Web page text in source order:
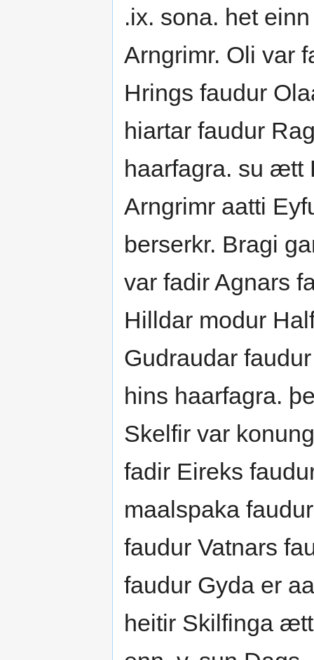
.ix. sona. het
Arngrimr. Oli var
Hrings faudur
hiartar faudur
haarfagra. su ætt
Arngrimr aatti
berserkr. Bragi
var fadir Agnars
Hilldar modur
Gudraudar
hins haarfagra.
Skelfir var
fadir Eireks
maalspaka
faudur Vatnars
faudur Gyda er
heitir Skilfinga